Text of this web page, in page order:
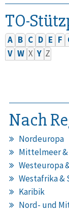
TO-
A B C D E F
V W X Y Z
Nach
Nordeuropa
Mittelmeer &
Westeuropa
Westafrika
Karibik
Nord- und